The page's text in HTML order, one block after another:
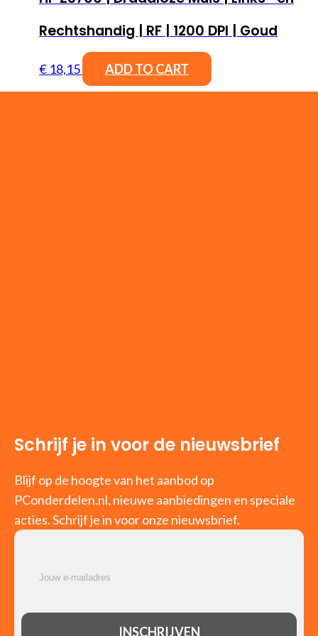
Rechtshandig | RF | 1200 DPI | Goud
€ 18,15 ADD TO CART
Schrijf je in voor de nieuwsbrief
Blijf op de hoogte van het aanbod op
PConderdelen.nl, nieuwe aanbiedingen en speciale
acties. Schrijf je in voor onze nieuwsbrief.